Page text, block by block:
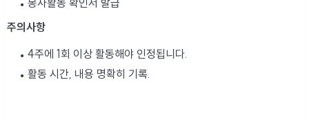
봉사활동 확인서 발급
주의사항
4주에 1회 이상 활동해야 인정됩니다.
활동 시간, 내용 명확히 기록.